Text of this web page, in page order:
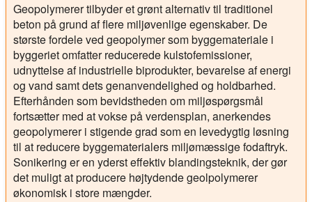
Geopolymerer tilbyder et grønt alternativ til traditionel
beton på grund af flere miljøvenlige egenskaber. De
største fordele ved geopolymer som byggemateriale i
byggeriet omfatter reducerede kulstofemissioner,
udnyttelse af industrielle biprodukter, bevarelse af energi
og vand samt dets genanvendelighed og holdbarhed.
Efterhånden som bevidstheden om miljøspørgsmål
fortsætter med at vokse på verdensplan, anerkendes
geopolymerer i stigende grad som en levedygtig løsning
til at reducere byggematerialers miljømæssige fodaftryk.
Sonikering er en yderst effektiv blandingsteknik, der gør
det muligt at producere højtydende geolpolymerer
økonomisk i store mængder.